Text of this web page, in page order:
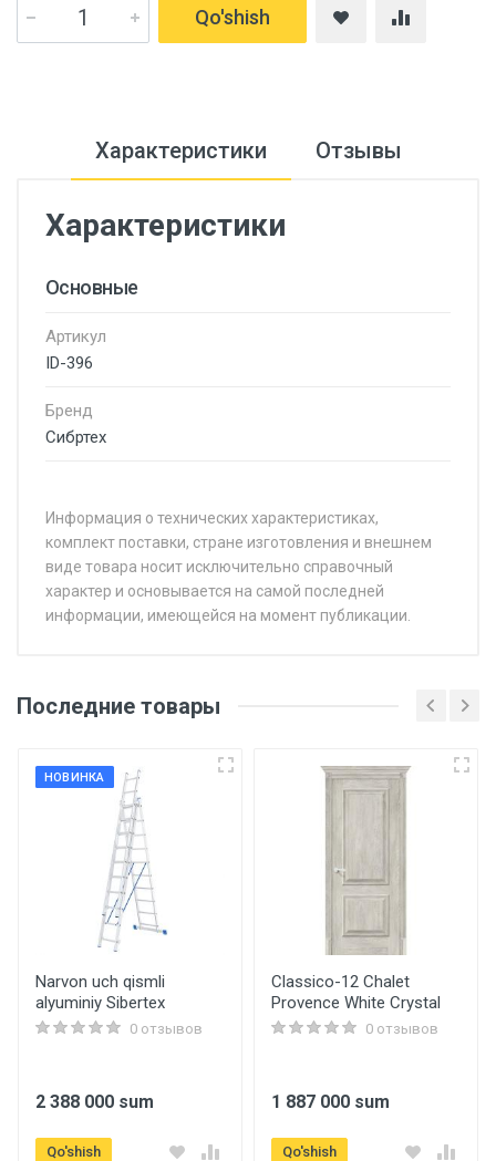
Qo'shish
Характеристики Отзывы
Характеристики
Основные
Артикул
ID-396
Бренд
Сибртех
Информация о технических характеристиках,
комплект поставки, стране изготовления и внешнем
виде товара носит исключительно справочный
характер и основывается на самой последней
информации, имеющейся на момент публикации.
Последние товары
НОВИНКА
Narvon uch qismli
alyuminiy Sibertex
0 отзывов
2 388 000 sum
Qo'shish
Classico-12 Chalet
Provence White Crystal
0 отзывов
1 887 000 sum
Qo'shish